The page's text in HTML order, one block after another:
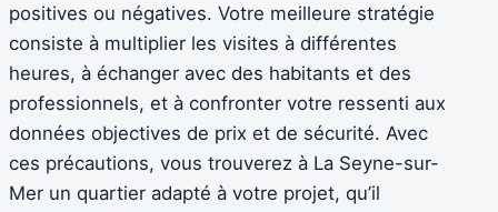
positives ou négatives. Votre meilleure stratégie
consiste à multiplier les visites à différentes
heures, à échanger avec des habitants et des
professionnels, et à confronter votre ressenti aux
données objectives de prix et de sécurité. Avec
ces précautions, vous trouverez à La Seyne-sur-
Mer un quartier adapté à votre projet, qu’il